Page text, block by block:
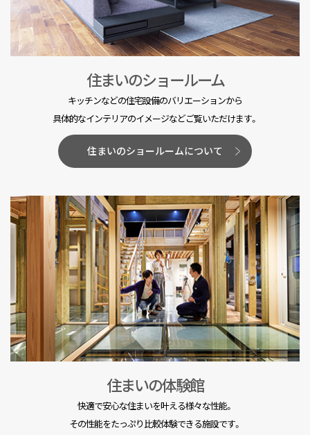
住まいのショールーム
キッチンなどの住宅設備のバリエーションから
具体的なインテリアのイメージなどご覧いただけます。
住まいのショールームについて
住まいの体験館
快適で安心な住まいを叶える様々な性能。
その性能をたっぷり比較体験できる施設です。